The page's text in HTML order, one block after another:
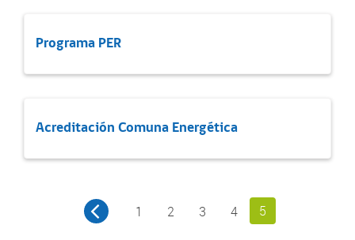
Programa PER
Acreditación Comuna Energética
1 2 3 4 5